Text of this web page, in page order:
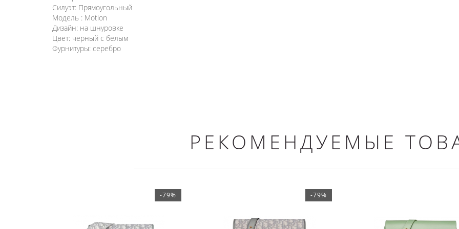
Силуэт: Прямоугольный
Модель : Motion
Дизайн: на шнуровке
Цвет: черный с белым
Фурнитуры: серебро
РЕКОМЕНДУЕМЫЕ
-79% -79%